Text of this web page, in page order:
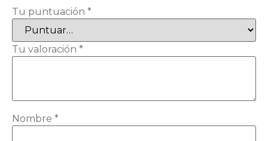
Tu puntuación *
Tu valoración *
Nombre *